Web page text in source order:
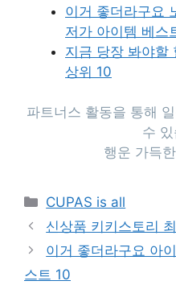
이거 좋더라구요
저가 아이템 베스
지금 당장 봐야할
상위 10
파트너스 활동을 통해
수
행운 가득
Categories
CUPAS is all
신상품 키키스토리
이거 좋더라구요 아
스트 10